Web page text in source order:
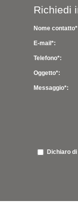
Richiedi
Nome
E-mail*:
Telefono*:
Oggetto*:
Messaggio*:
Dichiaro